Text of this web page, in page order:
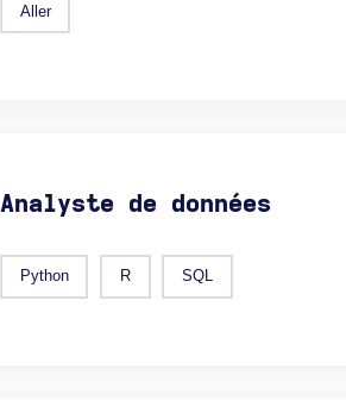
Aller
Analyste de données
Python R SQL